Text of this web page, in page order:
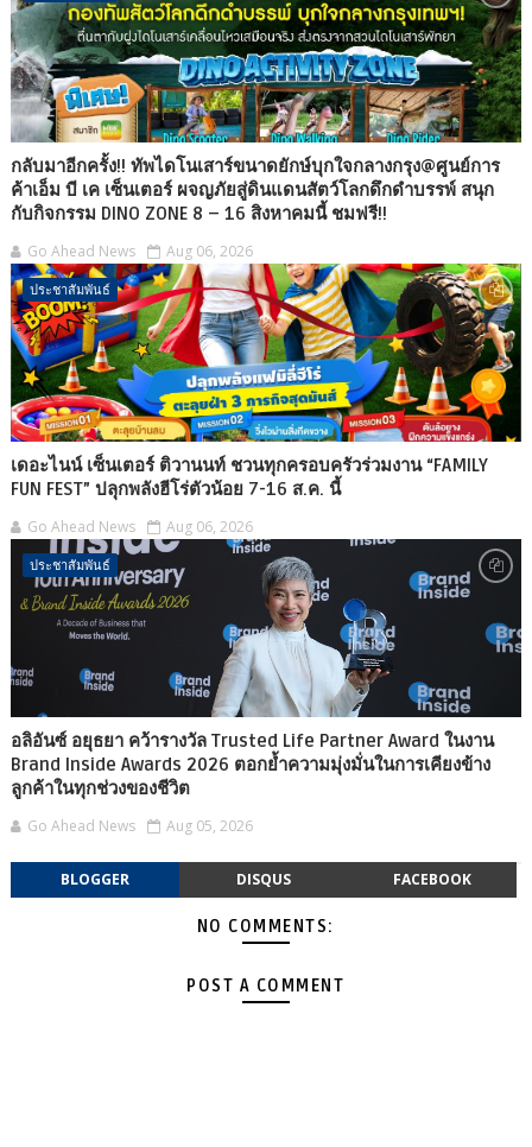
กลับมาอีกครั้ง!! ทัพไดโนเสาร์ขนาดยักษ์บุกใจกลางกรุง@ศูนย์การ
ค้าเอ็ม บี เค เซ็นเตอร์ ผจญภัยสู่ดินแดนสัตว์โลกดึกดำบรรพ์ สนุก
กับกิจกรรม DINO ZONE 8 – 16 สิงหาคมนี้ ชมฟรี!!
Go Ahead News Aug 06, 2026
ประชาสัมพันธ์
เดอะไนน์ เซ็นเตอร์ ติวานนท์ ชวนทุกครอบครัวร่วมงาน “FAMILY
FUN FEST” ปลุกพลังฮีโร่ตัวน้อย 7-16 ส.ค. นี้
Go Ahead News Aug 06, 2026
ประชาสัมพันธ์
อลิอันซ์ อยุธยา คว้ารางวัล Trusted Life Partner Award ในงาน
Brand Inside Awards 2026 ตอกย้ำความมุ่งมั่นในการเคียงข้าง
ลูกค้าในทุกช่วงของชีวิต
Go Ahead News Aug 05, 2026
BLOGGER DISQUS FACEBOOK
NO COMMENTS:
POST A COMMENT